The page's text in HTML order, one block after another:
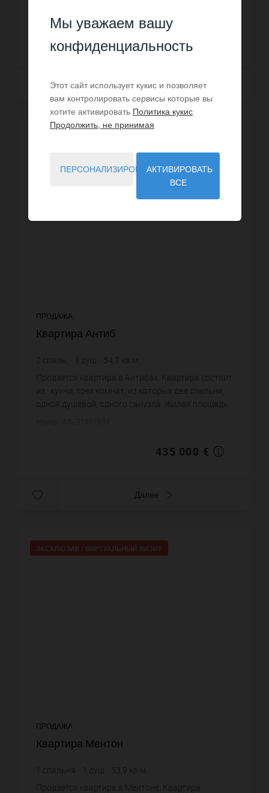
примерно : 134 m². Паркинг....
3 690 000 €
Далее
ПРОДАЖА
Квартира Антиб
2 спаль. душ 54,7 кв.м.
цена за кв.м.
Продается квартира в Антибах. Квартира состоит
из : кухни, трех комнат, из которых две спальни,
одной душевой, одного санузла. Жилая площадь
435 000 €
Далее
ЭКСКЛЮЗИВ / ВИРТУАЛЬНЫЙ ВИЗИТ
ПРОДАЖА
Квартира Ментон
спальня душ 53,9 кв.м.
Продается квартира в Ментоне. Квартира
Мы уважаем вашу
конфиденциальность
Этот сайт использует кукис и позволяет
вам контролировать сервисы которые вы
хотите активировать Политика кукис
Продолжить, не принимая
ПЕРСОНАЛИЗИРОВАТЬАКТИВИРОВАТЬ
ВСЕ